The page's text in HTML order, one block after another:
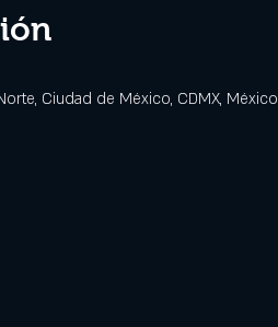
Ciudad de México, CDMX, México